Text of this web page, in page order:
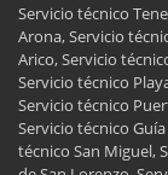
Servicio técnico
Arona, Servicio
Arico, Servicio
Servicio técnico
Servicio técnico
Servicio técnico
técnico San Miguel,